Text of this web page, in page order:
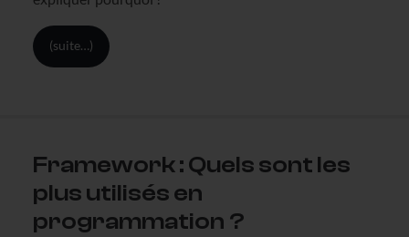
(suite…)
Framework : Quels sont les
plus utilisés en
programmation ?